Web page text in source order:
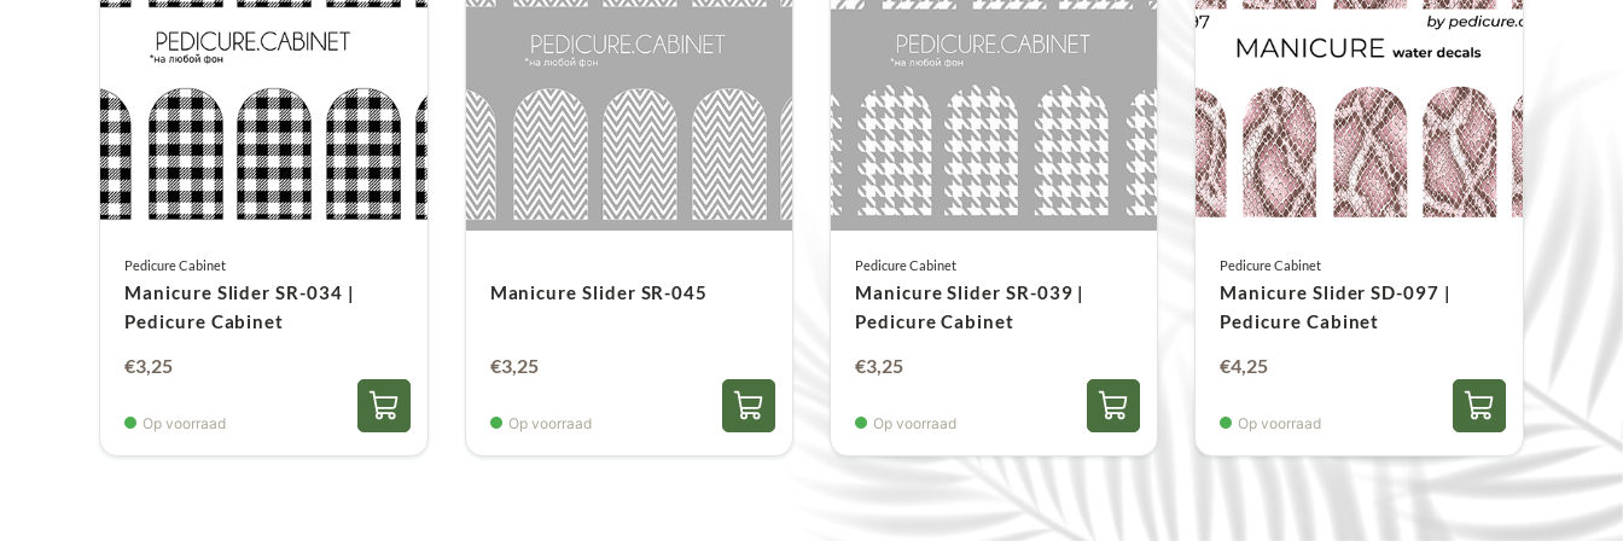
* het is niet nodig om de uiteinden te verzegelen, de schuivers zijn
perfect gedragen!
Pedicure Cabinet
Manicure Slider SR-034 |
Pedicure Cabinet
€3,25
Op voorraad
Manicure Slider SR-045
€3,25
Op voorraad
Pedicure Cabinet
Manicure Slider SR-039 |
Pedicure Cabinet
€3,25
Op voorraad
Pedicure Cabinet
Manicure Slider SD-097 |
Pedicure Cabinet
€4,25
Op voorraad